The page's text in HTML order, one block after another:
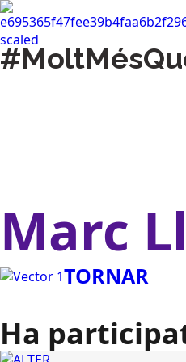
Marc
TORNAR
Ha